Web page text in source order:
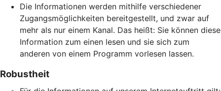
Die Informationen werden mithilfe verschiedener
Zugangsmöglichkeiten bereitgestellt, und zwar auf
mehr als nur einem Kanal. Das heißt: Sie können diese
Information zum einen lesen und sie sich zum
anderen von einem Programm vorlesen lassen.
Robustheit